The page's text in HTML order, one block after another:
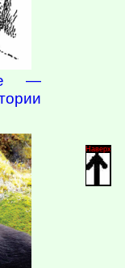
—
Наверх